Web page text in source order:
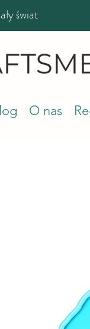
świat
O nas